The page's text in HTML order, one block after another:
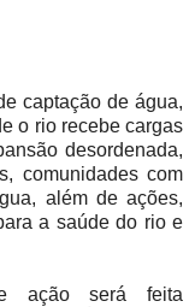
captação de água,
o rio recebe cargas
desordenada,
comunidades com
além de ações,
a saúde do rio e
ação será feita